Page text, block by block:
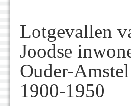
Lotgevallen
Joodse
Ouder-Amstel
1900-1950